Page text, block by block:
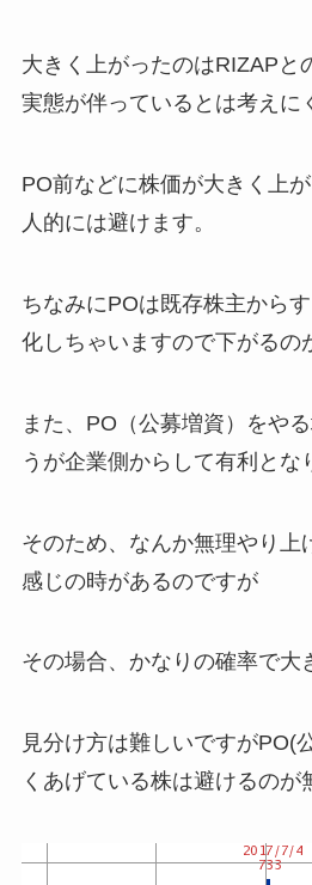
大きく上がったのはRIZAPと
実態が伴っているとは考えに
PO前などに株価が大きく上
人的には避けます。
ちなみにPOは既存株主から
化しちゃいますので下がるの
また、PO（公募増資）をや
うが企業側からして有利とな
そのため、なんか無理やり上
感じの時があるのですが
その場合、かなりの確率で大
見分け方は難しいですがPO(
くあげている株は避けるのが